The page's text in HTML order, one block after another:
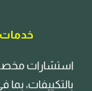
خدمات
استشارات
بالتكييفات، بما